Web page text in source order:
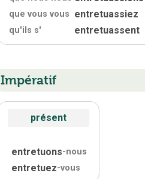
que vous vous entretuassiez
qu'ils s' entretuassent
Impératif
présent
entretuons-nous
entretuez-vous